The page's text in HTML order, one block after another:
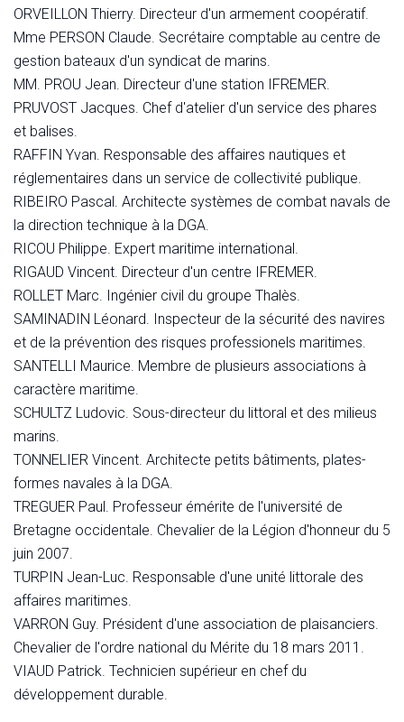
ORVEILLON Thierry. Directeur d'un armement coopératif.
Mme PERSON Claude. Secrétaire comptable au centre de
gestion bateaux d'un syndicat de marins.
MM. PROU Jean. Directeur d'une station IFREMER.
PRUVOST Jacques. Chef d'atelier d'un service des phares
et balises.
RAFFIN Yvan. Responsable des affaires nautiques et
réglementaires dans un service de collectivité publique.
RIBEIRO Pascal. Architecte systèmes de combat navals de
la direction technique à la DGA.
RICOU Philippe. Expert maritime international.
RIGAUD Vincent. Directeur d'un centre IFREMER.
ROLLET Marc. Ingénier civil du groupe Thalès.
SAMINADIN Léonard. Inspecteur de la sécurité des navires
et de la prévention des risques professionels maritimes.
SANTELLI Maurice. Membre de plusieurs associations à
caractère maritime.
SCHULTZ Ludovic. Sous-directeur du littoral et des milieus
marins.
TONNELIER Vincent. Architecte petits bâtiments, plates-
formes navales à la DGA.
TREGUER Paul. Professeur émérite de l'université de
Bretagne occidentale. Chevalier de la Légion d'honneur du 5
juin 2007.
TURPIN Jean-Luc. Responsable d'une unité littorale des
affaires maritimes.
VARRON Guy. Président d'une association de plaisanciers.
Chevalier de l'ordre national du Mérite du 18 mars 2011.
VIAUD Patrick. Technicien supérieur en chef du
développement durable.